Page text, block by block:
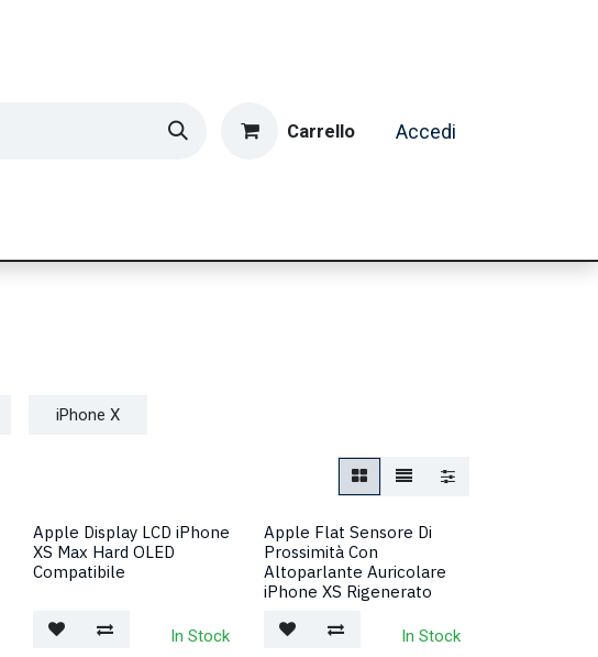
Carrello Accedi
iPhone X
Apple Display LCD iPhone
XS Max Hard OLED
Compatibile
In Stock
Apple Flat Sensore Di
Prossimità Con
Altoparlante Auricolare
iPhone XS Rigenerato
In Stock